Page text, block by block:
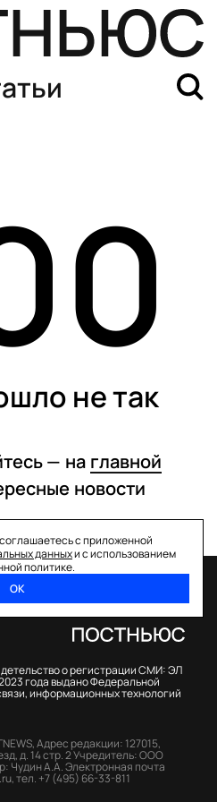
не так
— на главной
новости
с приложенной
данныхи с использованием
политике.
ОК
о регистрации СМИ: ЭЛ
года выдано Федеральной
информационных технологий
Адрес редакции: 127015,
д. 14 стр. 2Учредитель: ООО
Чудин А.А.Электронная почта
,тел. +7 (495) 66-33-811